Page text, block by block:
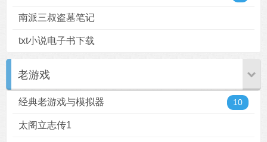
南派三叔盗墓笔记
txt小说电子书下载
老游戏
10
经典老游戏与模拟器
太阁立志传1